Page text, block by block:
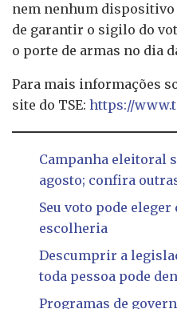
nem nenhum dispositivo
de garantir o sigilo do
o porte de armas no dia
Para mais informações
site do TSE: https://
Campanha eleitoral
agosto; confira
Seu voto pode
escolheria
Descumprir a
toda pessoa pode
Programas de